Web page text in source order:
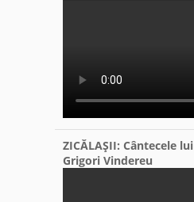
ZICĂLAŞII: Cântecele lui
Grigori Vindereu